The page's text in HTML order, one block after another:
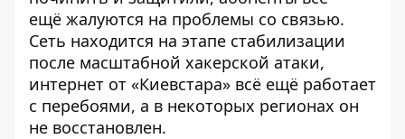
ещё жалуются на проблемы со связью.
Сеть находится на этапе стабилизации
после масштабной хакерской атаки,
интернет от «Киевстара» всё ещё работает
с перебоями, а в некоторых регионах он
не восстановлен.